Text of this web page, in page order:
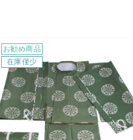
お勧め商品
在庫僅少